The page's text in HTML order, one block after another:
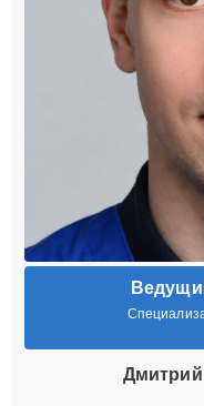
Дмитрий